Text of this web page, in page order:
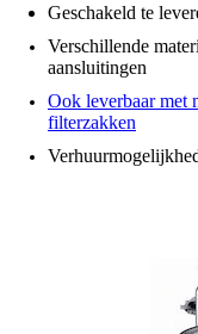
Geschakeld te
Verschillende
aansluitingen
Ook leverbaar met
filterzakken